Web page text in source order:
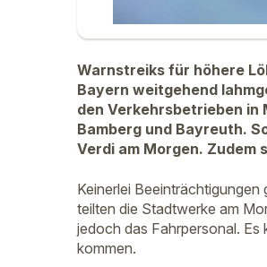
Warnstreiks für höhere
Bayern weitgehend
den Verkehrsbetrieben in
Bamberg und Bayreuth.
Verdi am Morgen. Zudem
Keinerlei
teilten die Stadtwerke am
jedoch das Fahrpersonal.
kommen.